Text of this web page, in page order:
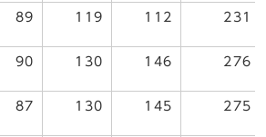
89 119 112 231
90 130 146 276
87 130 145 275